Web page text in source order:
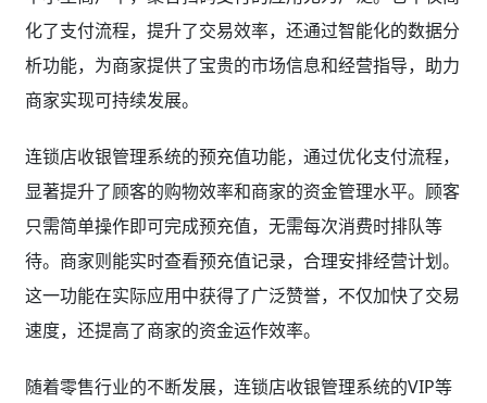
化了支付流程，提升了交易效率，还通过智能化的数据分
析功能，为商家提供了宝贵的市场信息和经营指导，助力
商家实现可持续发展。
连锁店收银管理系统的预充值功能，通过优化支付流程，
显著提升了顾客的购物效率和商家的资金管理水平。顾客
只需简单操作即可完成预充值，无需每次消费时排队等
待。商家则能实时查看预充值记录，合理安排经营计划。
这一功能在实际应用中获得了广泛赞誉，不仅加快了交易
速度，还提高了商家的资金运作效率。
随着零售行业的不断发展，连锁店收银管理系统的VIP等